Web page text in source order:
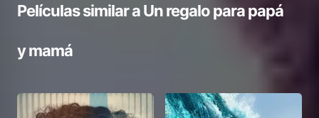
Películas similar aUn regalo para papá
y mamá